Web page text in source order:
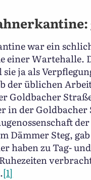
war ein
einer Wartehalle.
ja als
der üblichen
Goldbacher
in der Goldbacher
Dämmer Steg,
haben zu Tag-
[1]